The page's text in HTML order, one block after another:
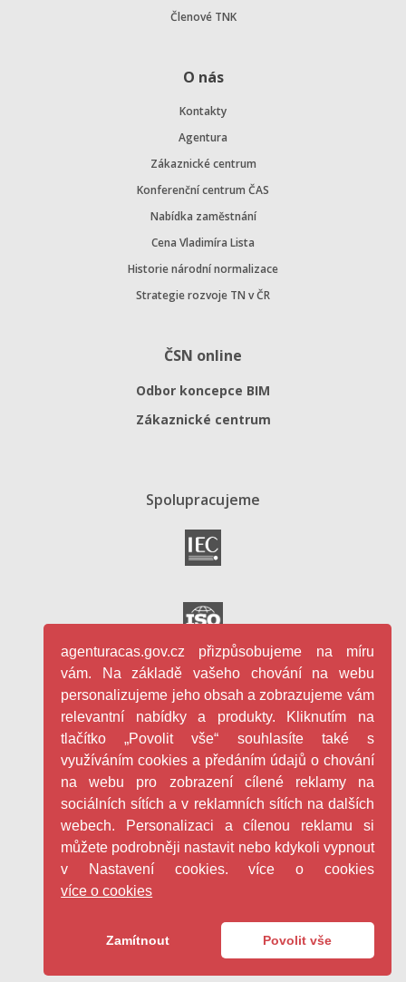
Členové TNK
O nás
Kontakty
Agentura
Zákaznické centrum
Konferenční centrum ČAS
Nabídka zaměstnání
Cena Vladimíra Lista
Historie národní normalizace
Strategie rozvoje TN v ČR
ČSN online
Odbor koncepce BIM
Zákaznické centrum
Spolupracujeme
Copyright ©2026Česká agentura pro standardizaci s.p.o.
Cookies
agenturacas.gov.cz přizpůsobujeme na míru
vám. Na základě vašeho chování na webu
personalizujeme jeho obsah a zobrazujeme vám
relevantní nabídky a produkty. Kliknutím na
tlačítko „Povolit vše“ souhlasíte také s
využíváním cookies a předáním údajů o chování
na webu pro zobrazení cílené reklamy na
sociálních sítích a v reklamních sítích na dalších
webech. Personalizaci a cílenou reklamu si
můžete podrobněji nastavit nebo kdykoli vypnout
v Nastavení cookies. více o cookies
více o cookies
Zamítnout Povolit vše